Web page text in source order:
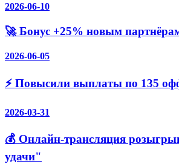
2026-06-10
🚀 Бонус +25% новым
2026-06-05
⚡️ Повысили выплаты по 135
2026-03-31
💰 Онлайн-трансляция
удачи"